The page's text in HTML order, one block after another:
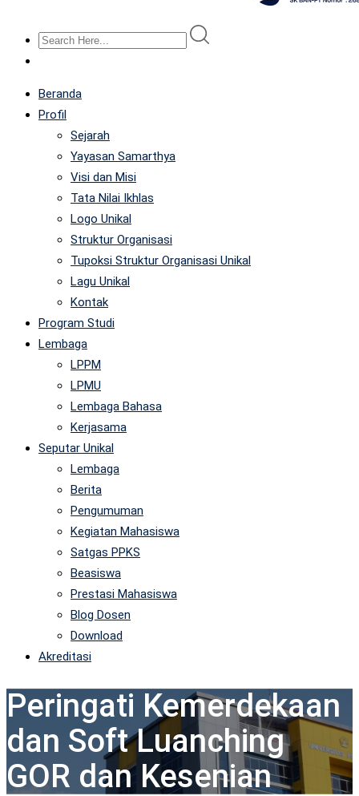
Beranda
Profil
Sejarah
Yayasan Samarthya
Visi dan Misi
Tata Nilai Ikhlas
Logo Unikal
Struktur Organisasi
Tupoksi Struktur Organisasi Unikal
Lagu Unikal
Kontak
Program Studi
Lembaga
LPPM
LPMU
Lembaga Bahasa
Kerjasama
Seputar Unikal
Lembaga
Berita
Pengumuman
Kegiatan Mahasiswa
Satgas PPKS
Beasiswa
Prestasi Mahasiswa
Blog Dosen
Download
Akreditasi
Peringati Kemerdekaan
dan Soft Luanching
GOR dan Kesenian